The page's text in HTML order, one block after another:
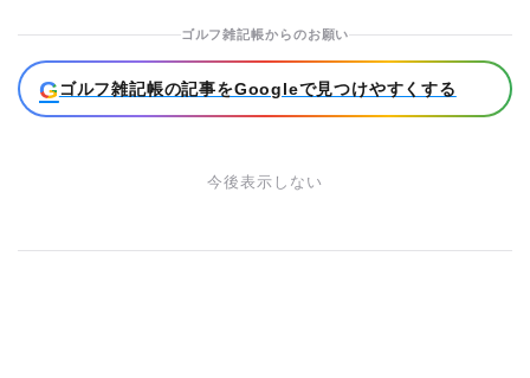
ゴルフ雑記帳からのお願い
Gゴルフ雑記帳の記事をGoogleで見つけやすくする
今後表示しない